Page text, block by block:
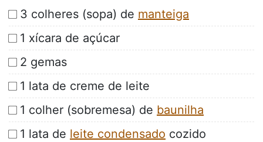
3 colheres (sopa) de manteiga
1 xícara de açúcar
2 gemas
1 lata de creme de leite
1 colher (sobremesa) de baunilha
1 lata de leite condensado cozido